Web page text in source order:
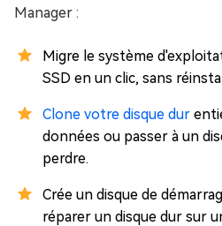
Manager :
Migre le système
SSD en un clic, sans
Clone votre disque dur
données ou passer à un
perdre.
Crée un disque de
réparer un disque dur sur